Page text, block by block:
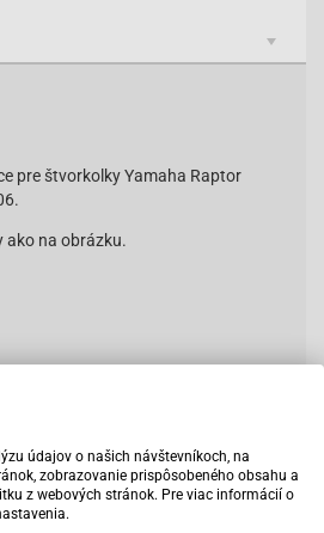
pre štvorkolky Yamaha Raptor
ako na obrázku.
00
údajov o našich návštevníkoch, na
zobrazovanie prispôsobeného obsahu a
z webových stránok. Pre viac informácií o